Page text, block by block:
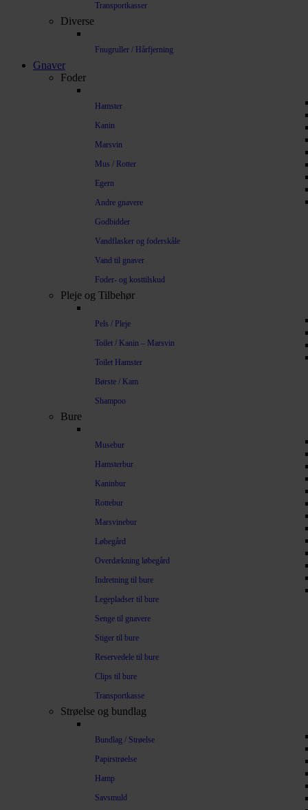
Transportkasser
Diverse
Fnugruller / Hårfjerning
Gnaver
Foder
Hamster
Kanin
Marsvin
Mus / Rotter
Egern
Andre gnavere
Godbidder
Vandflasker og foderskåle
Vand til gnaver
Foder- og kosttilskud
Pleje og Tilbehør
Pels / Pleje
Toilet / Kanin – Marsvin
Toilet Hamster
Børste / Kam
Shampoo
Bure
Musebur
Hamsterbur
Kaninbur
Rottebur
Marsvinebur
Løbegård
Overdækning løbegård
Indretning til bure
Legepladser til bure
Senge til gnavere
Stiger til bure
Reservedele til bure
Clips til bure
Transportkasse
Strøelse og bundlag
Bundlag / Strøelse
Papirstrøelse
Hamp
Savsmuld